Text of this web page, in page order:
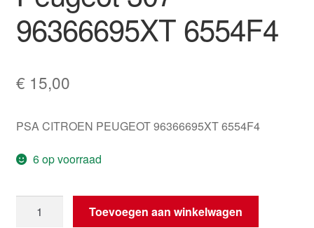
96366695XT 6554F4
€ 15,00
PSA CITROEN PEUGEOT 96366695XT 6554F4
6 op voorraad
controller
Toevoegen aan winkelwagen